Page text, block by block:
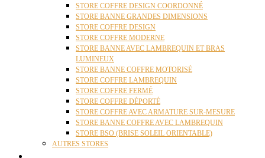
STORE COFFRE DESIGN COORDONNÉ
STORE BANNE GRANDES DIMENSIONS
STORE COFFRE DESIGN
STORE COFFRE MODERNE
STORE BANNE AVEC LAMBREQUIN ET BRAS
LUMINEUX
STORE BANNE COFFRE MOTORISÉ
STORE COFFRE LAMBREQUIN
STORE COFFRE FERMÉ
STORE COFFRE DÉPORTÉ
STORE COFFRE AVEC ARMATURE SUR-MESURE
STORE BANNE COFFRE AVEC LAMBREQUIN
STORE BSO (BRISE SOLEIL ORIENTABLE)
AUTRES STORES